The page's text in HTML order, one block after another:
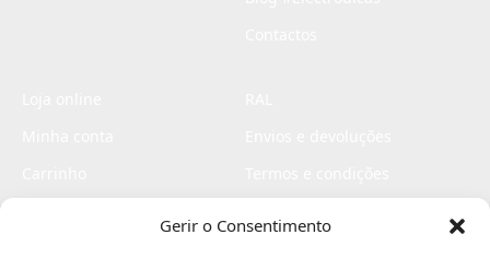
Gerir o Consentimento